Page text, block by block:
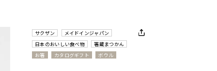
サクザン
メイドインジャパン
日本のおいしい食べ物
箸蔵まつかん
お箸
カタログギフト ボウル